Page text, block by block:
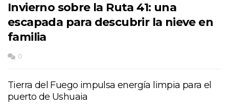
Invierno sobre la Ruta 41: una
escapada para descubrir la nieve en
familia
0
Tierra del Fuego impulsa energía limpia para el
puerto de Ushuaia